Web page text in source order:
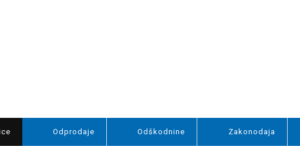
Odprodaje Odškodnine Zakonodaja